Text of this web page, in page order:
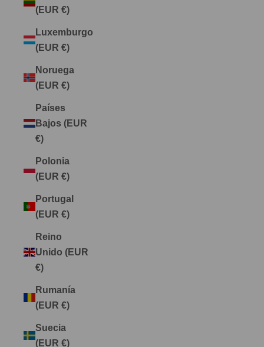
(EUR €)
Luxemburgo
(EUR €)
Noruega
(EUR €)
Países
Bajos (EUR
€)
Polonia
(EUR €)
Portugal
(EUR €)
Reino
Unido (EUR
€)
Rumanía
(EUR €)
Suecia
(EUR €)